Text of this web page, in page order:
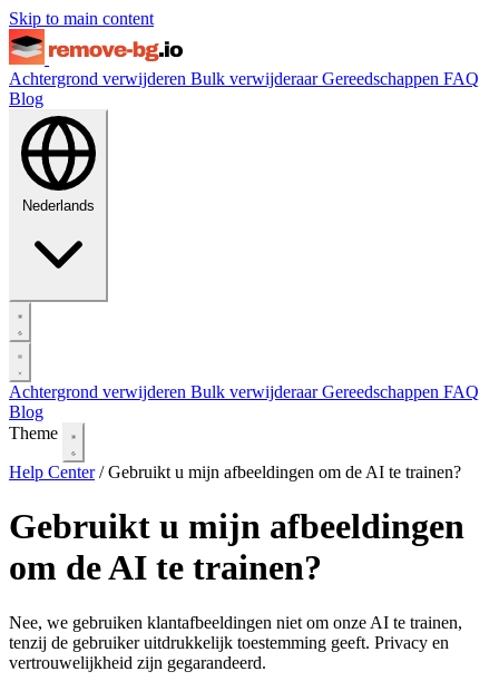
Skip to main content
Achtergrond verwijderen Bulk verwijderaarGereedschappen FAQ
Blog
Nederlands
Achtergrond verwijderen Bulk verwijderaarGereedschappen FAQ
Blog
Theme
Help Center / Gebruikt u mijn afbeeldingen om de AI te trainen?
Gebruikt u mijn afbeeldingen
om de AI te trainen?
Nee, we gebruiken klantafbeeldingen niet om onze AI te trainen,
tenzij de gebruiker uitdrukkelijk toestemming geeft. Privacy en
vertrouwelijkheid zijn gegarandeerd.